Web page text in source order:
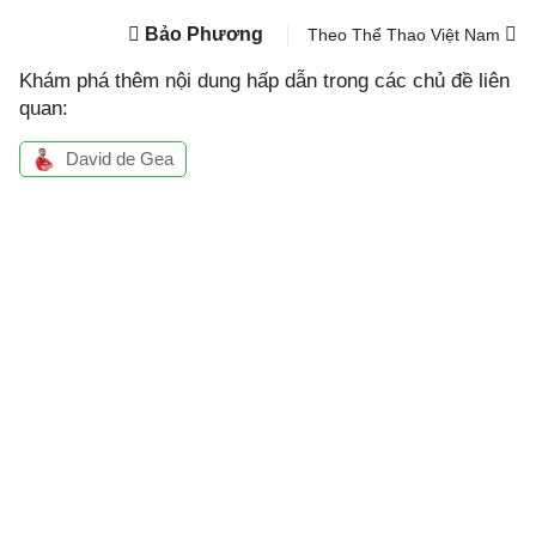
Bảo Phương Theo Thể Thao Việt Nam
Khám phá thêm nội dung hấp dẫn trong các chủ đề liên
quan:
David de Gea